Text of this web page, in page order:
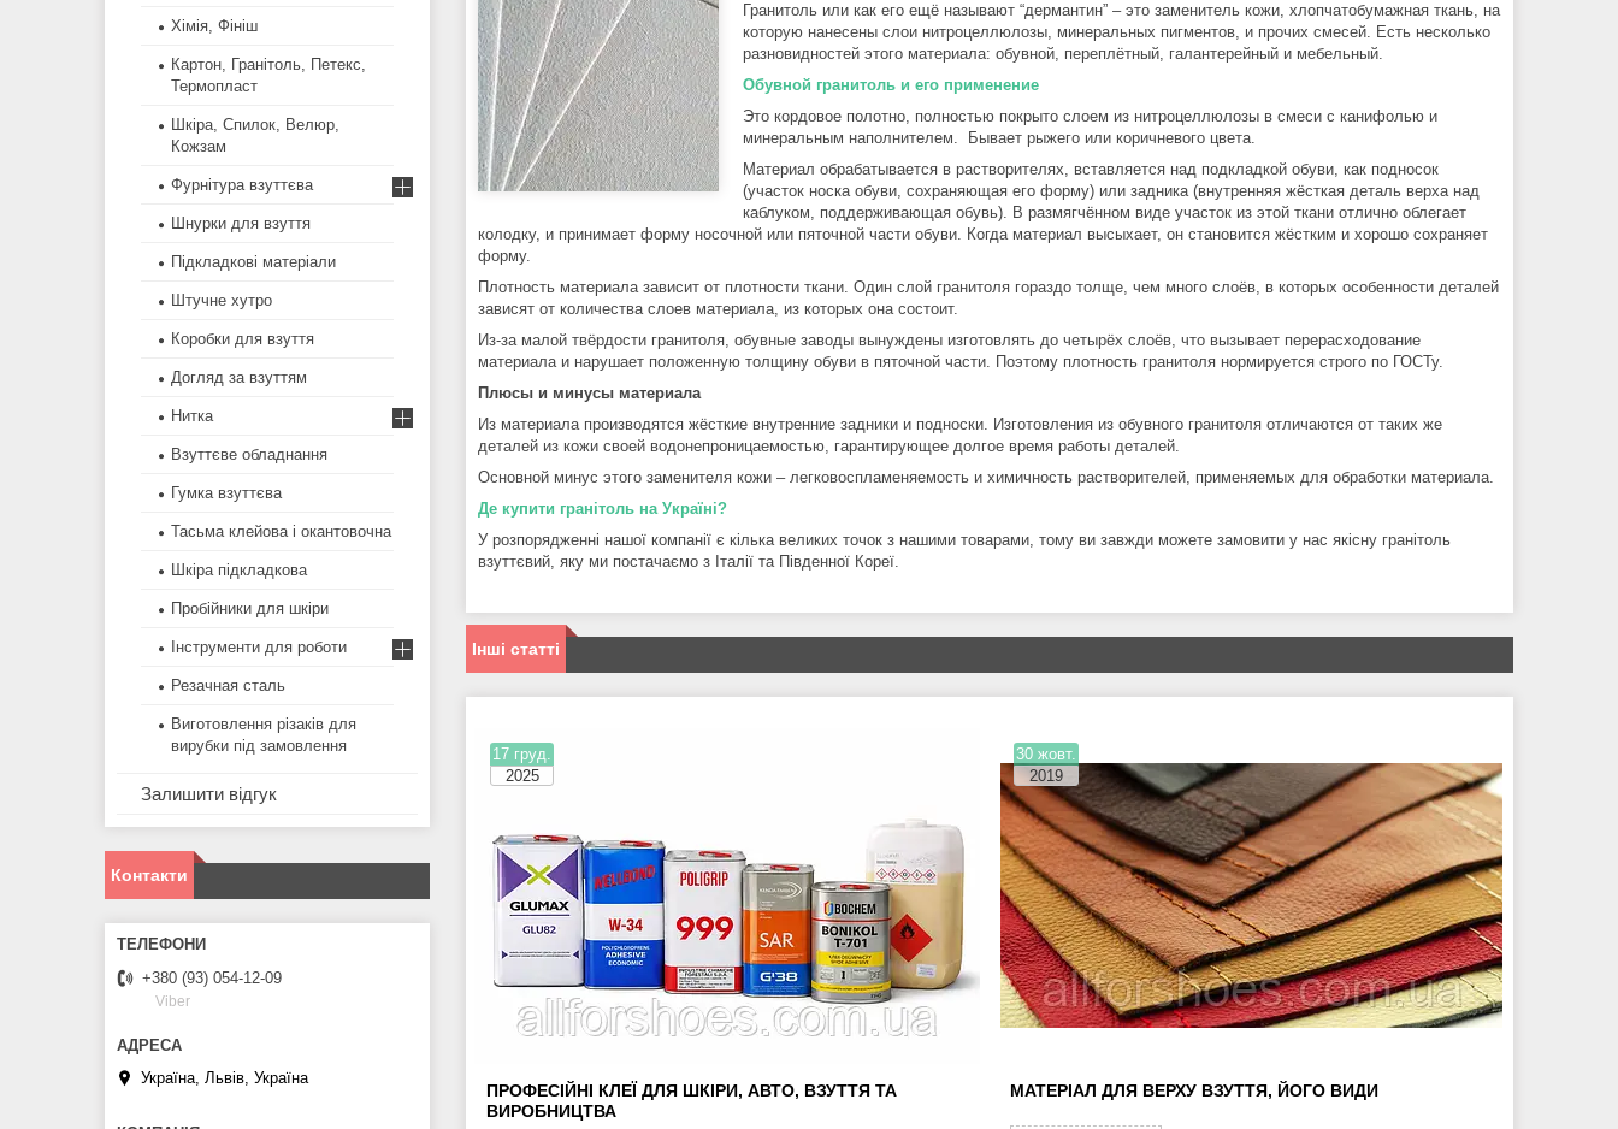
Гранитоль или как его ещё называют “дермантин” – это заменитель кожи, хлопчатобумажная ткань, на
которую нанесены слои нитроцеллюлозы, минеральных пигментов, и прочих смесей. Есть несколько
разновидностей этого материала: обувной, переплётный, галантерейный и мебельный.
Обувной гранитоль и его применение
Это кордовое полотно, полностью покрыто слоем из нитроцеллюлозы в смеси с канифолью и
минеральным наполнителем. Бывает рыжего или коричневого цвета.
Материал обрабатывается в растворителях, вставляется над подкладкой обуви, как подносок
(участок носка обуви, сохраняющая его форму) или задника (внутренняя жёсткая деталь верха над
каблуком, поддерживающая обувь). В размягчённом виде участок из этой ткани отлично облегает
колодку, и принимает форму носочной или пяточной части обуви. Когда материал высыхает, он становится жёстким и хорошо сохраняет
форму.
Плотность материала зависит от плотности ткани. Один слой гранитоля гораздо толще, чем много слоёв, в которых особенности деталей
зависят от количества слоев материала, из которых она состоит.
Из-за малой твёрдости гранитоля, обувные заводы вынуждены изготовлять до четырёх слоёв, что вызывает перерасходование
материала и нарушает положенную толщину обуви в пяточной части. Поэтому плотность гранитоля нормируется строго по ГОСТу.
Плюсы и минусы материала
Из материала производятся жёсткие внутренние задники и подноски. Изготовления из обувного гранитоля отличаются от таких же
деталей из кожи своей водонепроницаемостью, гарантирующее долгое время работы деталей.
Основной минус этого заменителя кожи – легковоспламеняемость и химичность растворителей, применяемых для обработки материала.
Де купити гранітоль на Україні?
У розпорядженні нашої компанії є кілька великих точок з нашими товарами, тому ви завжди можете замовити у нас якісну гранітоль
взуттєвий, яку ми постачаємо з Італії та Південної Кореї.
Інші статті
17 груд.
2025
ПРОФЕСІЙНІ КЛЕЇ ДЛЯ ШКІРИ, АВТО, ВЗУТТЯ ТА
ВИРОБНИЦТВА
30 жовт.
2019
МАТЕРІАЛ ДЛЯ ВЕРХУ ВЗУТТЯ, ЙОГО ВИДИ
Хімія, Фініш
Картон, Гранітоль, Петекс,
Термопласт
Шкіра, Спилок, Велюр,
Кожзам
Фурнітура взуттєва
Шнурки для взуття
Підкладкові матеріали
Штучне хутро
Коробки для взуття
Догляд за взуттям
Нитка
Взуттєве обладнання
Гумка взуттєва
Тасьма клейова і окантовочна
Шкіра підкладкова
Пробійники для шкіри
Інструменти для роботи
Резачная сталь
Виготовлення різаків для
вирубки під замовлення
Залишити відгук
Контакти
+380 (93) 054-12-09
Viber
Україна, Львів, Україна